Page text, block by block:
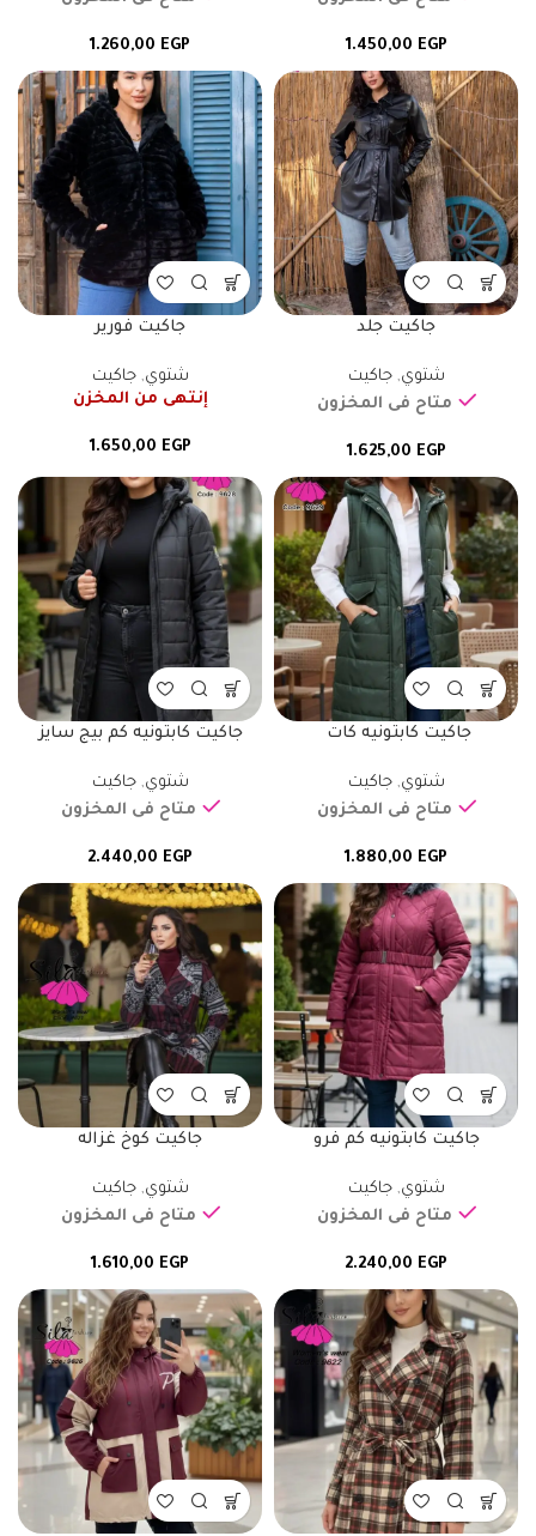
1.450,00 EGP
1.260,00 EGP
جاكيت جلد
شتوي,جاكيت
متاح فى المخزون
1.625,00 EGP
جاكيت فورير
شتوي,جاكيت
إنتهى من المخزن
1.650,00 EGP
جاكيت كابتونيه كات
شتوي,جاكيت
متاح فى المخزون
1.880,00 EGP
جاكيت كابتونيه كم بيج سايز
شتوي,جاكيت
متاح فى المخزون
2.440,00 EGP
جاكيت كابتونيه كم فرو
شتوي,جاكيت
متاح فى المخزون
2.240,00 EGP
جاكيت كوخ غزاله
شتوي,جاكيت
متاح فى المخزون
1.610,00 EGP